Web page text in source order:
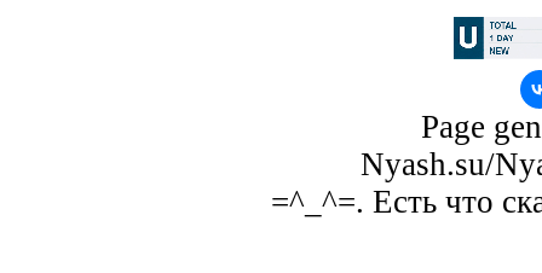
Page
Nyash.su/
=^_^=. Есть что